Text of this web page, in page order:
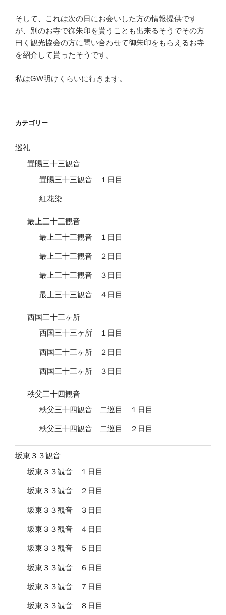
そして、これは次の日にお会いした方の情報提供です
が、別のお寺で御朱印を貰うことも出来るそうでその方
曰く観光協会の方に問い合わせて御朱印をもらえるお寺
を紹介して貰ったそうです。
私はGW明けくらいに行きます。
カテゴリー
巡礼
置賜三十三観音
置賜三十三観音 １日目
紅花染
最上三十三観音
最上三十三観音 １日目
最上三十三観音 ２日目
最上三十三観音 ３日目
最上三十三観音 ４日目
西国三十三ヶ所
西国三十三ヶ所 １日目
西国三十三ヶ所 ２日目
西国三十三ヶ所 ３日目
秩父三十四観音
秩父三十四観音 二巡目 １日目
秩父三十四観音 二巡目 ２日目
坂東３３観音
坂東３３観音 １日目
坂東３３観音 ２日目
坂東３３観音 ３日目
坂東３３観音 ４日目
坂東３３観音 ５日目
坂東３３観音 ６日目
坂東３３観音 ７日目
坂東３３観音 ８日目